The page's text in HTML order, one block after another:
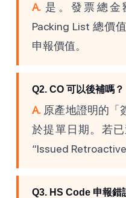
A. 是。發票總金
Packing List 總價
申報價值。
Q2. CO 可以後補嗎？
A. 原產地證明的「
於提單日期。若
“Issued
Q3. HS Code 申報錯